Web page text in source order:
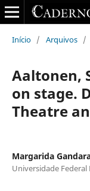
Início / Arquivos /
Aaltonen,
on stage.
Theatre
Margarida
Universidade Federal